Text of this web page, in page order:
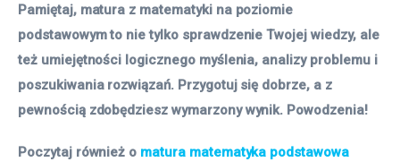
Pamiętaj, matura z matematyki na poziomie
podstawowym to nie tylko sprawdzenie Twojej wiedzy, ale
też umiejętności logicznego myślenia, analizy problemu i
poszukiwania rozwiązań. Przygotuj się dobrze, a z
pewnością zdobędziesz wymarzony wynik. Powodzenia!
Poczytaj również o matura matematyka podstawowa